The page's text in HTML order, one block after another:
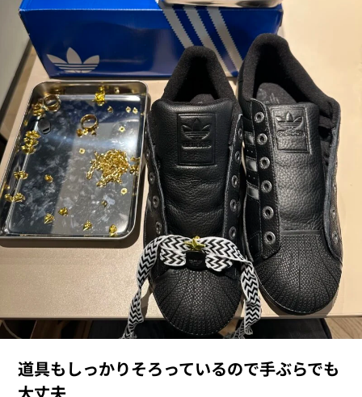
道具もしっかりそろっているので手ぶらでも